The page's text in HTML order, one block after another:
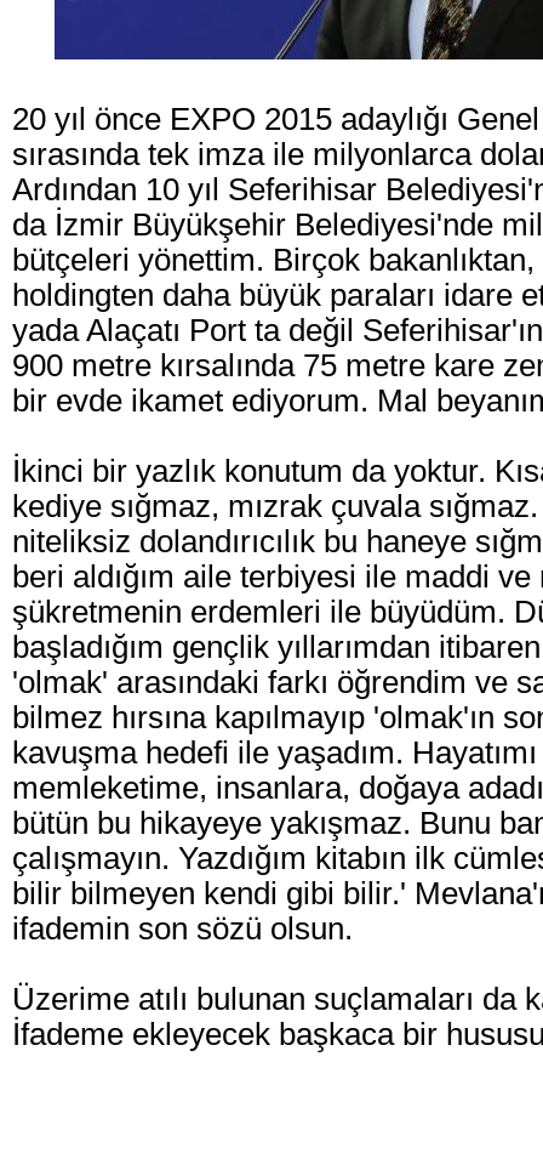
20 yıl önce EXPO 2015 adaylığı
sırasında tek imza ile milyonlarca
Ardından 10 yıl Seferihisar
da İzmir Büyükşehir Belediyesi'nde
bütçeleri yönettim. Birçok
holdingten daha büyük paraları idare
yada Alaçatı Port ta değil
900 metre kırsalında 75 metre kare
bir evde ikamet ediyorum. Mal
İkinci bir yazlık konutum da yoktur.
kediye sığmaz, mızrak çuvala
niteliksiz dolandırıcılık bu haneye
beri aldığım aile terbiyesi ile maddi
şükretmenin erdemleri ile büyüdüm.
başladığım gençlik yıllarımdan
'olmak' arasındaki farkı öğrendim ve
bilmez hırsına kapılmayıp 'olmak'ın
kavuşma hedefi ile yaşadım.
memleketime, insanlara, doğaya
bütün bu hikayeye yakışmaz. Bunu
çalışmayın. Yazdığım kitabın ilk
bilir bilmeyen kendi gibi bilir.'
ifademin son sözü olsun.
Üzerime atılı bulunan suçlamaları da
İfademe ekleyecek başkaca bir